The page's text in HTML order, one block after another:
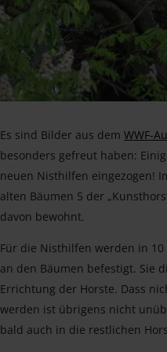
Es sind Bilder aus dem WWF-
besonders gefreut haben:
neuen Nisthilfen eingezogen!
alten Bäumen 5 der
davon bewohnt.
Für die Nisthilfen werden in
an den Bäumen befestigt. Sie
Errichtung der Horste. Dass
werden ist übrigens nicht
bald auch in die restlichen